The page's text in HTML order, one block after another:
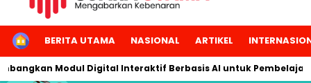
HOMEBERITA UTAMA NASIONAL ARTIKEL
Modul Digital Interaktif Berbasis AI untuk